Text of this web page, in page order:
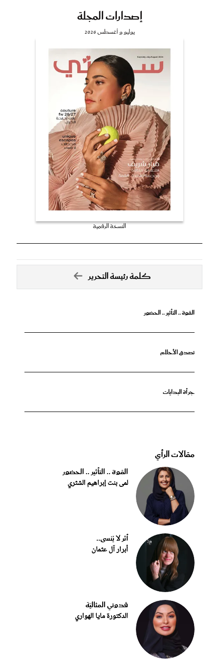
إصدارات المجلة
يوليو و أغسطس 2026
النسخة الرقمية
كلمة رئيسة التحرير
القوة .. التأثير .. الحضور
تصدق الأحلام
جرأة البدايات
مقالات الرأي
القوة .. التأثير .. الحضور
لمى بنت إبراهيم الشثري
أثر لا يُنسى..
أبرار آل عثمان
قدوتي المثاليّة
الدكتورة مايا الهواري